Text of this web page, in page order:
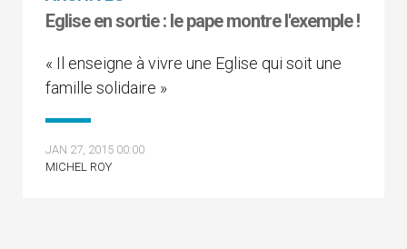
Eglise en sortie : le pape montre l'exemple !
« Il enseigne à vivre une Eglise qui soit une
famille solidaire »
JAN 27, 2015 00:00
MICHEL ROY